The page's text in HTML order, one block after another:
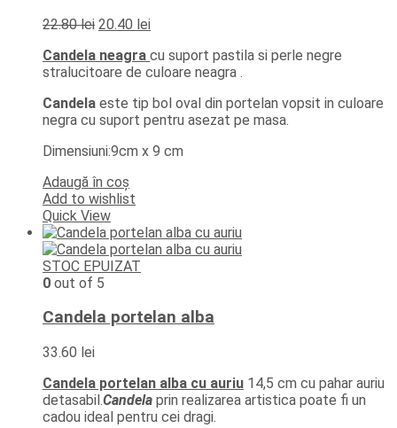
22.80lei Prețul
a
fost:
20.40 leiPrețul
este:
20.40 lei.
Candela neagra cu suport pastila si perle negre
stralucitoare de culoare neagra .
Candela este tip bol oval din portelan vopsit in culoare
negra cu suport pentru asezat pe masa.
Dimensiuni:9cm x 9 cm
Adaugă în coș
Add to wishlist
Quick View
STOC EPUIZAT
0 out of 5
Candela portelan alba
33.60 lei
Candela portelan alba cu auriu 14,5 cm cu pahar auriu
detasabil.Candela prin realizarea artistica poate fi un
cadou ideal pentru cei dragi.